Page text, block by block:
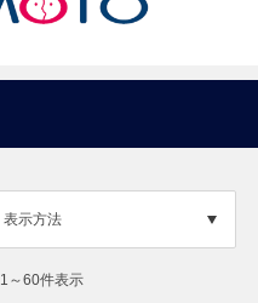
表示方法
1～60件表示